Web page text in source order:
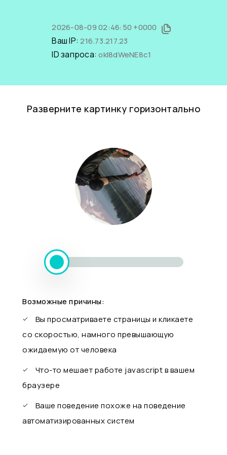
2026-08-09 02:46:50 +0000
Ваш IP:216.73.217.23
ID запроса:okI8dWeNE8c1
Разверните картинку горизонтально
Возможные причины:
Вы просматриваете страницы и кликаете
со скоростью, намного превышающую
ожидаемую от человека
Что-то мешает работе javascript в вашем
браузере
Ваше поведение похоже на поведение
автоматизированных систем